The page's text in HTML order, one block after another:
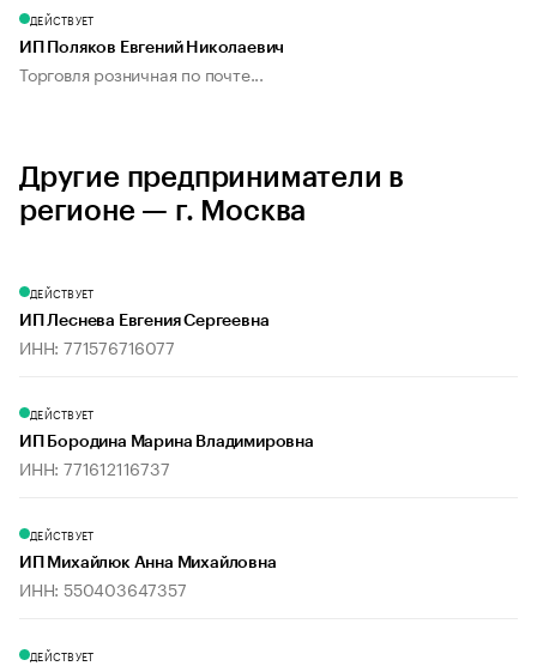
ДЕЙСТВУЕТ
ИП Поляков Евгений Николаевич
Торговля розничная по почте...
Другие предприниматели в
регионе — г. Москва
ДЕЙСТВУЕТ
ИП Леснева Евгения Сергеевна
ИНН: 771576716077
ДЕЙСТВУЕТ
ИП Бородина Марина Владимировна
ИНН: 771612116737
ДЕЙСТВУЕТ
ИП Михайлюк Анна Михайловна
ИНН: 550403647357
ДЕЙСТВУЕТ